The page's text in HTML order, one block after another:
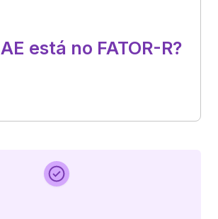
está no FATOR-R?